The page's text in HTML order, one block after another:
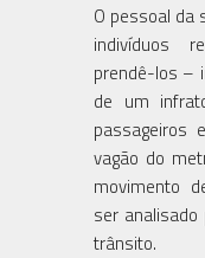
O pessoal da
indivíduos
prendê-los –
de um
passageiros
vagão do
movimento
ser analisado
trânsito.